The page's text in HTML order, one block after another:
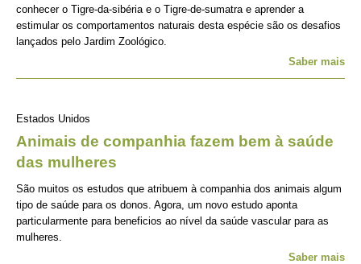
conhecer o Tigre-da-sibéria e o Tigre-de-sumatra e aprender a
estimular os comportamentos naturais desta espécie são os desafios
lançados pelo Jardim Zoológico.
Saber mais
Estados Unidos
Animais de companhia fazem bem à saúde
das mulheres
São muitos os estudos que atribuem à companhia dos animais algum
tipo de saúde para os donos. Agora, um novo estudo aponta
particularmente para beneficios ao nível da saúde vascular para as
mulheres.
Saber mais